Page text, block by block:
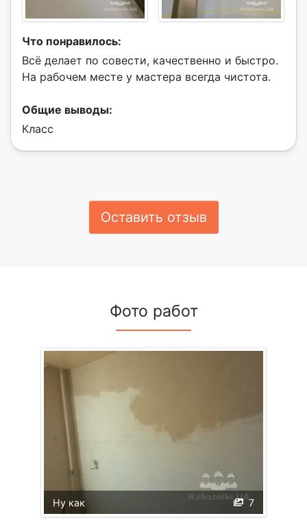
Что понравилось:
Всё делает по совести, качественно и быстро.
На рабочем месте у мастера всегда чистота.
Общие выводы:
Класс
Оставить отзыв
Фото работ
7
Ну как